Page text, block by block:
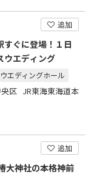
追加
すぐに登場！１日
ウエディング
ウエディングホール
区 JR東海東海道本
追加
大神社の本格神前